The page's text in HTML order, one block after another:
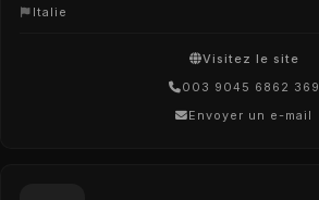
Italie
Visitez le site
003 9045 6862 369
Envoyer un e-mail